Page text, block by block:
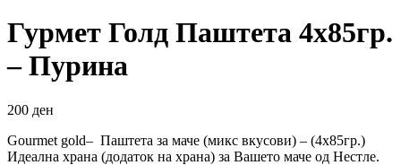
Гурмет Голд Паштета 4х85гр.
– Пурина
200 ден
Gourmet gold– Паштета за маче (микс вкусови) – (4х85гр.)
Идеална храна (додаток на храна) за Вашето маче од Нестле.